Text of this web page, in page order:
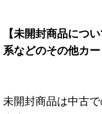
【未開封商品につ
系などのその他カー
未開封商品は中古